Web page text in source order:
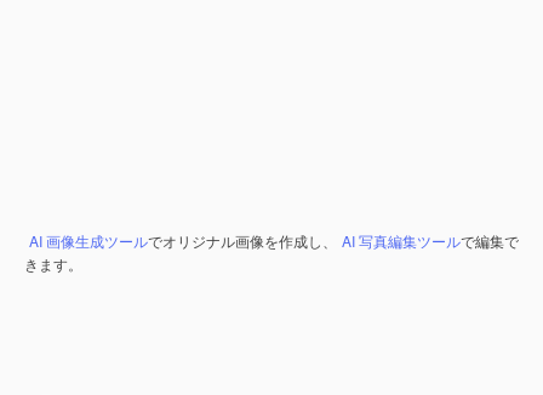
AI 画像生成ツールでオリジナル画像を作成し、 AI 写真編集ツールで編集で
きます。